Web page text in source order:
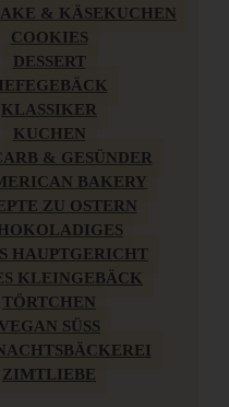
& KÄSEKUCHEN
COOKIES
DESSERT
KLASSIKER
KUCHEN
& GESÜNDER
BAKERY
ZU OSTERN
HAUPTGERICHT
KLEINGEBÄCK
TÖRTCHEN
VEGAN SÜSS
ZIMTLIEBE